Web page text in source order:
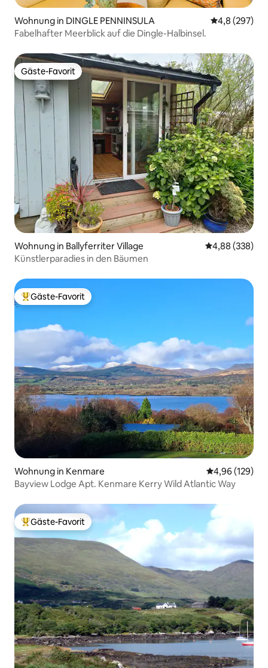
Wohnung in DINGLE PENNINSULA
4,8 (297)
Fabelhafter Meerblick auf die Dingle-Halbinsel.
Gäste-Favorit
Gäste-Favorit
Wohnung in Ballyferriter Village
4,88 (338)
Künstlerparadies in den Bäumen
Beliebter Gäste-Favorit.
Gäste-Favorit
Wohnung in Kenmare
4,96 (129)
Bayview Lodge Apt. Kenmare Kerry Wild Atlantic Way
Beliebter Gäste-Favorit.
Gäste-Favorit